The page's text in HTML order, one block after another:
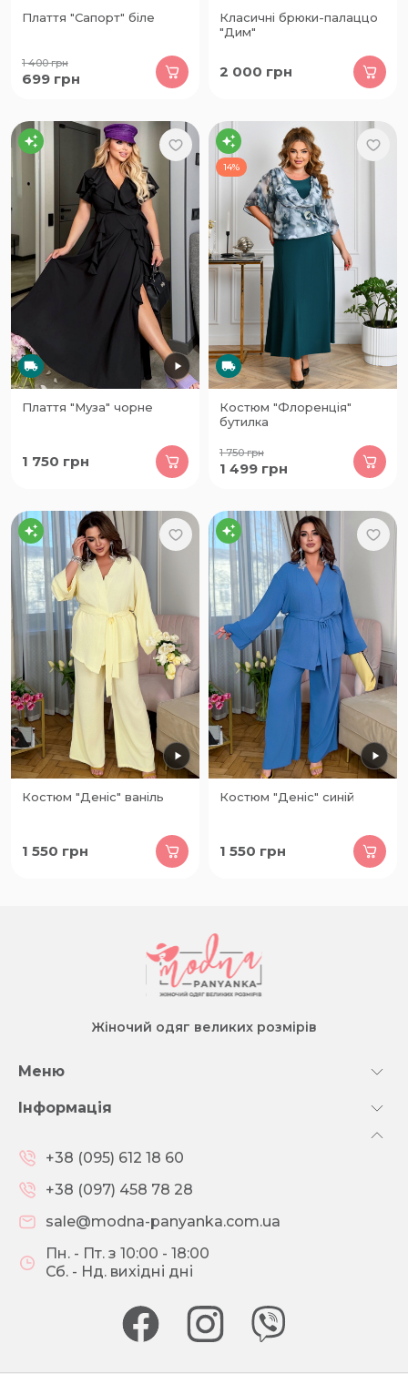
Плаття "Сапорт" біле
1 400грн
699 грн
Класичні брюки-палаццо
"Дим"
2 000 грн
Плаття "Муза" чорне
1 750 грн
14%
Костюм "Флоренція"
бутилка
1 750грн
1 499 грн
Костюм "Деніс" ваніль
1 550 грн
Костюм "Деніс" синій
1 550 грн
Жіночий одяг великих розмірів
Меню
Інформація
+38 (095) 612 18 60
+38 (097) 458 78 28
sale@modna-panyanka.com.ua
Пн. - Пт. з 10:00 - 18:00
Сб. - Нд. вихідні дні